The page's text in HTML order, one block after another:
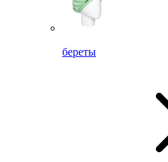
береты